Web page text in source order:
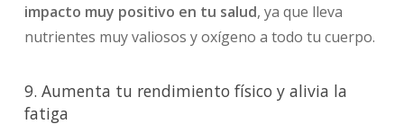
impacto muy positivo en tu salud, ya que lleva
nutrientes muy valiosos y oxígeno a todo tu cuerpo.
9. Aumenta tu rendimiento físico y alivia la
fatiga